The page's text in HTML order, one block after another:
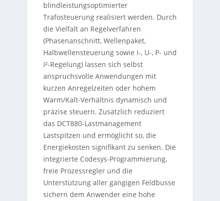
blindleistungsoptimierter
Trafosteuerung realisiert werden. Durch
die Vielfalt an Regelverfahren
(Phasenanschnitt, Wellenpaket,
Halbwellensteuerung sowie I-, U-, P- und
I²-Regelung) lassen sich selbst
anspruchsvolle Anwendungen mit
kurzen Anregelzeiten oder hohem
Warm/Kalt-Verhältnis dynamisch und
präzise steuern. Zusätzlich reduziert
das DCT880-Lastmanagement
Lastspitzen und ermöglicht so, die
Energiekosten signifikant zu senken. Die
integrierte Codesys-Programmierung,
freie Prozessregler und die
Unterstützung aller gängigen Feldbusse
sichern dem Anwender eine hohe